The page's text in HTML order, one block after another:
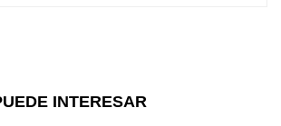
INTERESAR